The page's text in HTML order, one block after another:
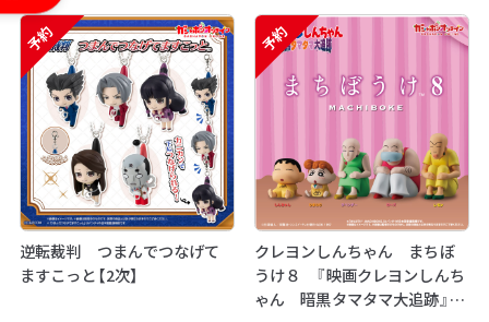
予約
逆転裁判 つまんでつなげて
ますこっと【2次】
予約
クレヨンしんちゃん まちぼ
うけ８ 『映画クレヨンしんち
ゃん 暗黒タマタマ大追跡』【2